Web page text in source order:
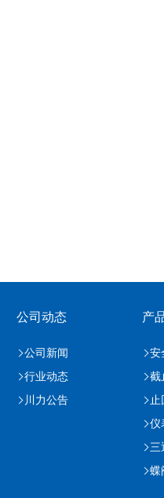
公司动态
公司新闻
行业动态
川力公告
产
安
截
止
仪
三
蝶